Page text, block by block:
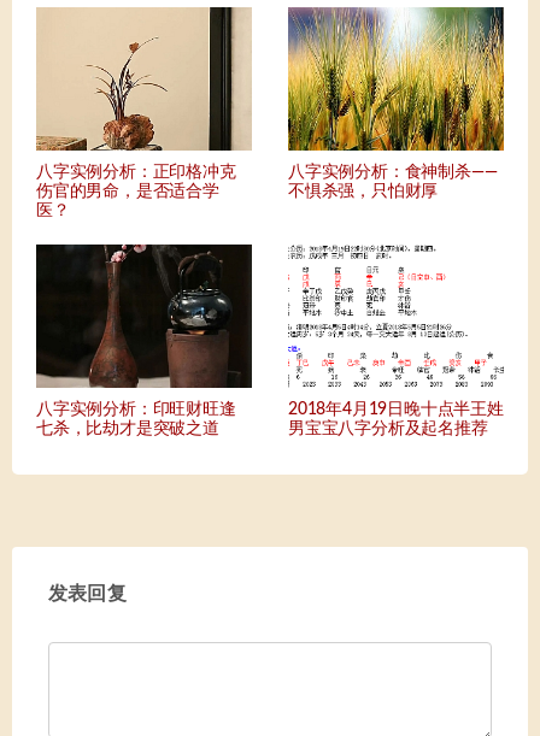
八字实例分析：正印格冲克
伤官的男命，是否适合学
医？
八字实例分析：食神制杀——
不惧杀强，只怕财厚
八字实例分析：印旺财旺逢
七杀，比劫才是突破之道
2018年4月19日晚十点半王姓
男宝宝八字分析及起名推荐
发表回复